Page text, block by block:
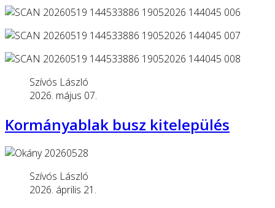
Szívós László
2026. május 07.
Kormányablak busz kitelepülés
Szívós László
2026. április 21.